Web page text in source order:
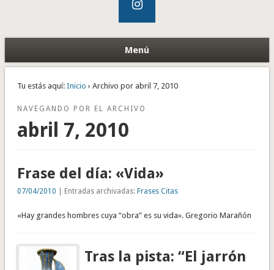
Menú
Tu estás aquí: Inicio › Archivo por abril 7, 2010
NAVEGANDO POR EL ARCHIVO
abril 7, 2010
Frase del día: «Vida»
07/04/2010 | Entradas archivadas: Frases Citas
«Hay grandes hombres cuya “obra” es su vida». Gregorio Marañón
Tras la pista: “El jarrón